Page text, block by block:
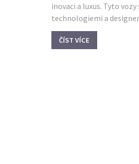
inovaci a luxus. Tyto
technologiemi a
eleganci a
řidičům nejen pohodlí a
ČÍST VÍCE